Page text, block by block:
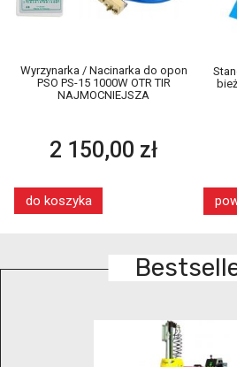
Wyrzynarka / Nacinarka do opon
PSO PS-15 1000W OTR TIR
NAJMOCNIEJSZA
2 150,00 zł
do koszyka